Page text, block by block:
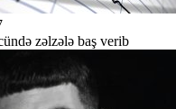
zəlzələ baş verib